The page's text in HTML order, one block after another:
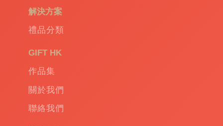
解決方案
禮品分類
GIFT HK
作品集
關於我們
聯絡我們